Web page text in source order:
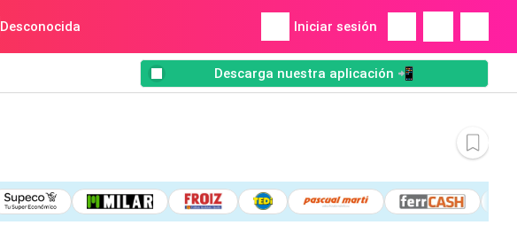
Desconocida Iniciar sesión
Descarga nuestra aplicación 📲